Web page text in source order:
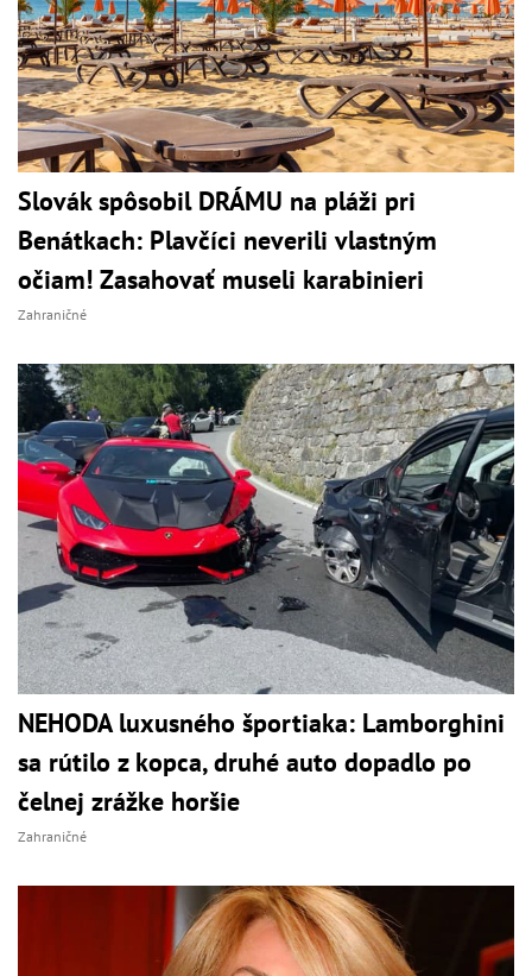
Slovák spôsobil DRÁMU na pláži pri
Benátkach: Plavčíci neverili vlastným
očiam! Zasahovať museli karabinieri
Zahraničné
NEHODA luxusného športiaka: Lamborghini
sa rútilo z kopca, druhé auto dopadlo po
čelnej zrážke horšie
Zahraničné